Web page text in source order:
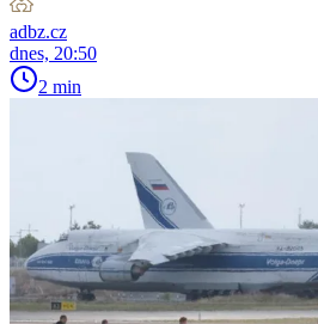
adbz.cz
dnes, 20:50
2 min